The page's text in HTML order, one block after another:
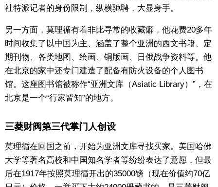
社特派记者的身份限制，纵横驰聘，大显身手。
另一方面，莫理循有着非比寻常的收藏癖，他花费20多年
时间收集了以中国为主、涵盖了整个亚洲的西文书籍、定
期刊物、各类地图、绘画、铜版画、日俄战争资料等。他
在北京的家中还专门建造了配备有防火设备的个人图书
馆。这座图书馆被称作“亚洲文库（Asiatic Library）”，在
北京是一个“行家皆知”的地方。
三菱财阀第三代掌门人创设
莫理循在回国之前，开始为亚洲文库寻找买家。美国哈佛
大学等著名高校和中国知名学者等纷纷表达了意愿，但最
后在1917年按照莫理循开出的35000镑（现在价值约70亿